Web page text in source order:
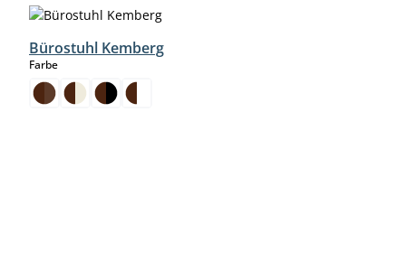
Bürostuhl Kemberg
Farbeauswählen